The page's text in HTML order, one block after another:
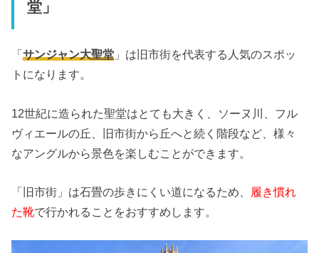
堂」
「サンジャン大聖堂 」は旧市街を代表する人気のスポッ
トになります。
12世紀に造られた聖堂はとても大きく、ソーヌ川、フル
ヴィエールの丘、旧市街から丘へと続く階段など、様々
なアングルから景色を楽しむことができます。
「旧市街」は石畳の歩きにくい道になるため、 履き慣れ
た靴で行かれることをおすすめします。